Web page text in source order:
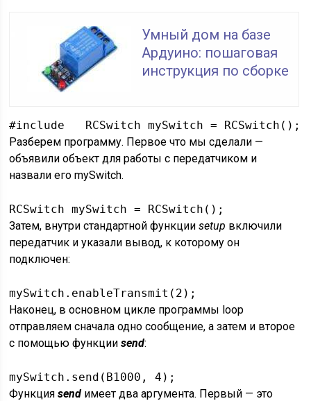
Умный дом на базе
Ардуино: пошаговая
инструкция по сборке
#include   RCSwitch mySwitch =
Разберем программу. Первое что мы сделали —
объявили объект для работы с передатчиком и
назвали его mySwitch.
RCSwitch mySwitch = RCSwitch();
Затем, внутри стандартной функцииsetup включили
передатчик и указали вывод, к которому он
подключен:
mySwitch.enableTransmit(2);
Наконец, в основном цикле программы loop
отправляем сначала одно сообщение, а затем и второе
с помощью функцииsend:
mySwitch.send(B1000, 4);
Функцияsend имеет два аргумента. Первый — это